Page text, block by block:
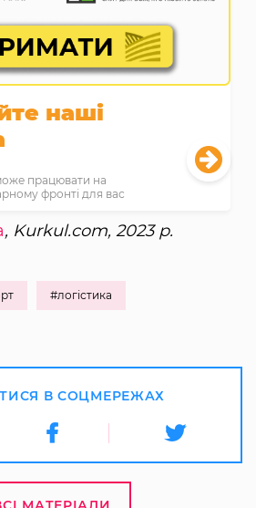
наші
працювати на
фронті для вас
, Kurkul.com, 2023 р.
#логістика
В СОЦМЕРЕЖАХ